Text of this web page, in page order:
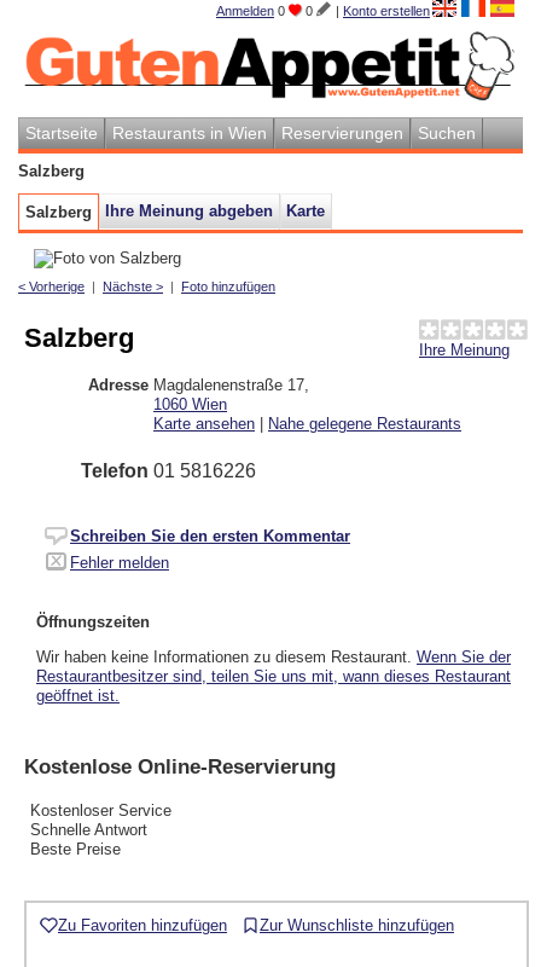
Anmelden 0 0 | Konto erstellen
Startseite Restaurants in Wien Reservierungen Suchen
Salzberg
Salzberg Ihre Meinung abgeben Karte
< Vorherige | Nächste > | Foto hinzufügen
Ihre Meinung
Salzberg
Adresse Magdalenenstraße 17
1060 Wien
Karte ansehen | Nahe gelegene Restaurants
Telefon 01 5816226
Schreiben Sie den ersten Kommentar
Fehler melden
Öffnungszeiten
Wir haben keine Informationen zu diesem Restaurant. Wenn Sie der
Restaurantbesitzer sind, teilen Sie uns mit, wann dieses Restaurant
geöffnet ist.
Kostenlose Online-Reservierung
Kostenloser Service
Schnelle Antwort
Beste Preise
Zu Favoriten hinzufügen Zur Wunschliste hinzufügen